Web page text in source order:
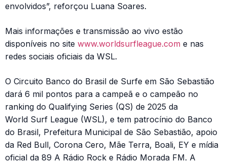
envolvidos”, reforçou Luana Soares.
Mais informações e transmissão ao vivo estão
disponíveis no site www.worldsurfleague.com e nas
redes sociais oficiais da WSL.
O Circuito Banco do Brasil de Surfe em São Sebastião
dará 6 mil pontos para a campeã e o campeão no
ranking do Qualifying Series (QS) de 2025 da
World Surf League (WSL), e tem patrocínio do Banco
do Brasil, Prefeitura Municipal de São Sebastião, apoio
da Red Bull, Corona Cero, Mãe Terra, Boali, EY e mídia
oficial da 89 A Rádio Rock e Rádio Morada FM. A